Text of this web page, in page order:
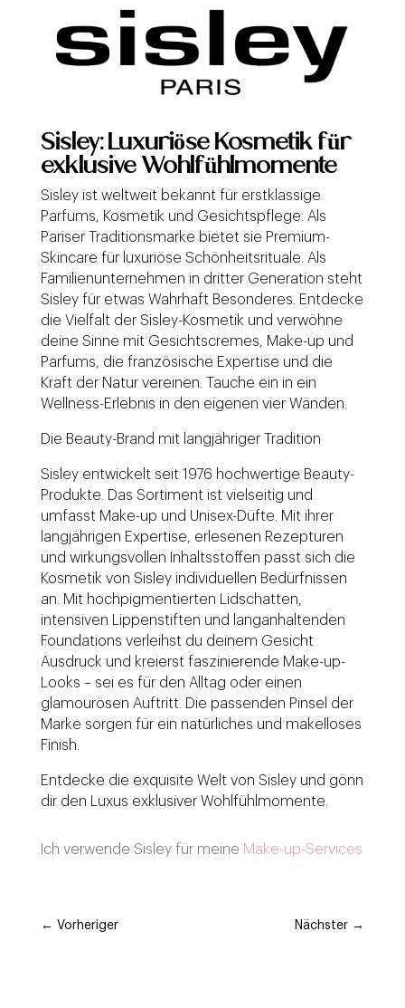
Sisley: Luxuriöse Kosmetik für
exklusive Wohlfühlmomente
Sisley ist weltweit bekannt für erstklassige
Parfums, Kosmetik und Gesichtspflege. Als
Pariser Traditionsmarke bietet sie Premium-
Skincare für luxuriöse Schönheitsrituale. Als
Familienunternehmen in dritter Generation steht
Sisley für etwas Wahrhaft Besonderes. Entdecke
die Vielfalt der Sisley-Kosmetik und verwöhne
deine Sinne mit Gesichtscremes, Make-up und
Parfums, die französische Expertise und die
Kraft der Natur vereinen. Tauche ein in ein
Wellness-Erlebnis in den eigenen vier Wänden.
Die Beauty-Brand mit langjähriger Tradition
Sisley entwickelt seit 1976 hochwertige Beauty-
Produkte. Das Sortiment ist vielseitig und
umfasst Make-up und Unisex-Düfte. Mit ihrer
langjährigen Expertise, erlesenen Rezepturen
und wirkungsvollen Inhaltsstoffen passt sich die
Kosmetik von Sisley individuellen Bedürfnissen
an. Mit hochpigmentierten Lidschatten,
intensiven Lippenstiften und langanhaltenden
Foundations verleihst du deinem Gesicht
Ausdruck und kreierst faszinierende Make-up-
Looks – sei es für den Alltag oder einen
glamourösen Auftritt. Die passenden Pinsel der
Marke sorgen für ein natürliches und makelloses
Finish.
Entdecke die exquisite Welt von Sisley und gönn
dir den Luxus exklusiver Wohlfühlmomente.
Ich verwende Sisley für meine Make-up-Services
← Vorheriger Nächster →